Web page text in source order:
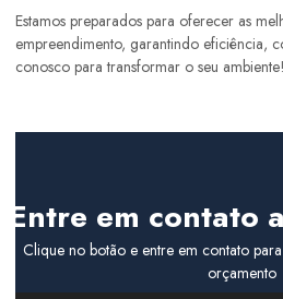
Estamos preparados para oferecer as
empreendimento, garantindo eficiência,
conosco para transformar o seu ambiente!
Entre em contato
Clique no botão e entre em contato
orçamento